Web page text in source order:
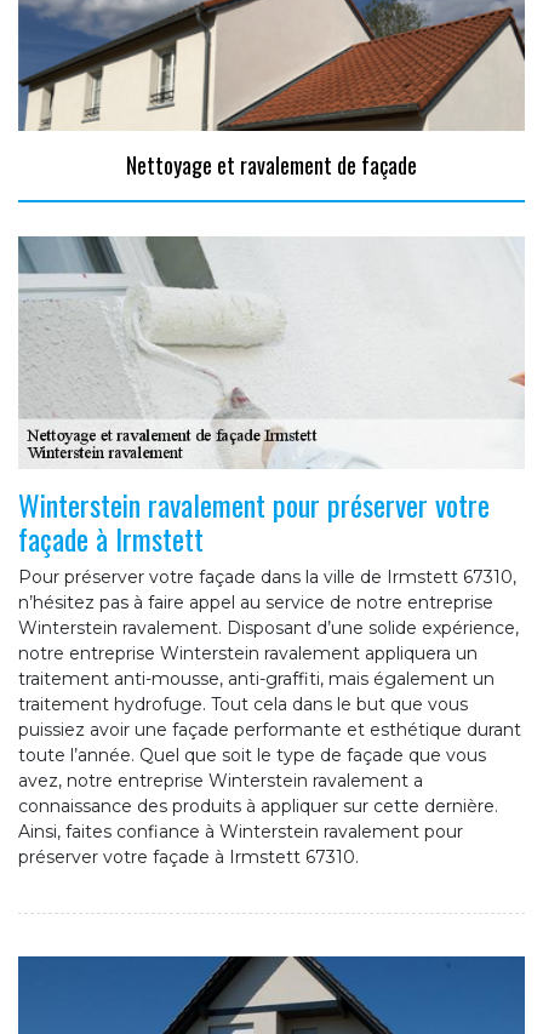
Nettoyage et ravalement de façade
Winterstein ravalement pour préserver votre
façade à Irmstett
Pour préserver votre façade dans la ville de Irmstett 67310,
n’hésitez pas à faire appel au service de notre entreprise
Winterstein ravalement. Disposant d’une solide expérience,
notre entreprise Winterstein ravalement appliquera un
traitement anti-mousse, anti-graffiti, mais également un
traitement hydrofuge. Tout cela dans le but que vous
puissiez avoir une façade performante et esthétique durant
toute l’année. Quel que soit le type de façade que vous
avez, notre entreprise Winterstein ravalement a
connaissance des produits à appliquer sur cette dernière.
Ainsi, faites confiance à Winterstein ravalement pour
préserver votre façade à Irmstett 67310.